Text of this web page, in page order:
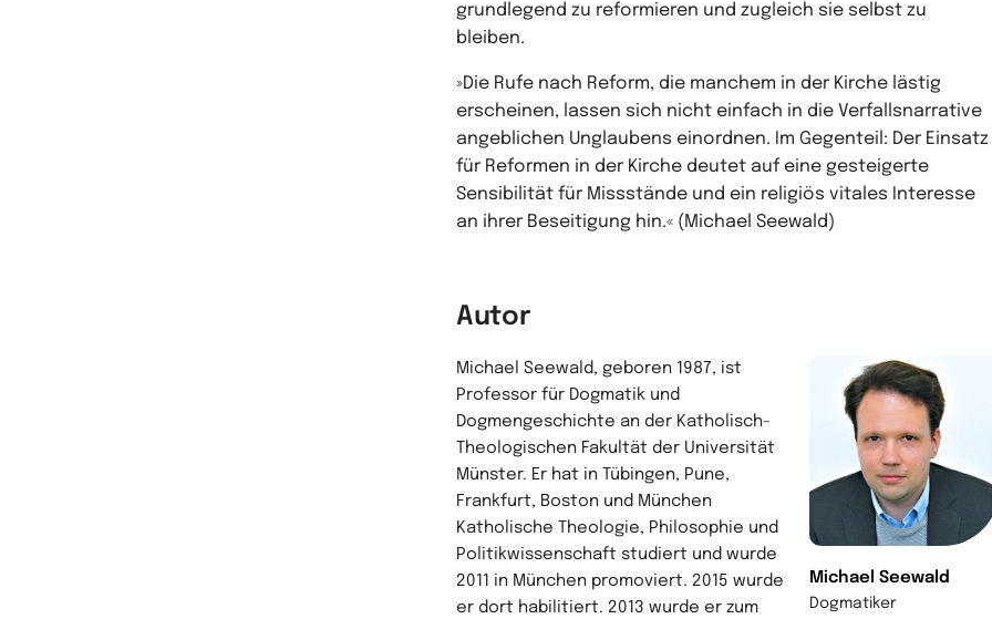
grundlegend zu reformieren und zugleich sie selbst zu
bleiben.
»Die Rufe nach Reform, die manchem in der Kirche lästig
erscheinen, lassen sich nicht einfach in die Verfallsnarrative
angeblichen Unglaubens einordnen. Im Gegenteil: Der Einsatz
für Reformen in der Kirche deutet auf eine gesteigerte
Sensibilität für Missstände und ein religiös vitales Interesse
an ihrer Beseitigung hin.« (Michael Seewald)
Autor
Michael Seewald
Dogmatiker
Michael Seewald, geboren 1987, ist
Professor für Dogmatik und
Dogmengeschichte an der Katholisch-
Theologischen Fakultät der Universität
Münster. Er hat in Tübingen, Pune,
Frankfurt, Boston und München
Katholische Theologie, Philosophie und
Politikwissenschaft studiert und wurde
2011 in München promoviert. 2015 wurde
er dort habilitiert. 2013 wurde er zum